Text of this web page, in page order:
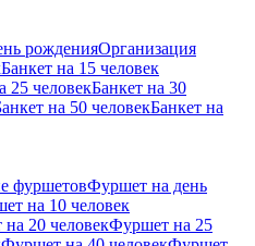
рожденияОрганизация
Банкет на 15 человек
25 человекБанкет на 30
на 50 человекБанкет на
фуршетовФуршет на день
на 10 человек
20 человекФуршет на 25